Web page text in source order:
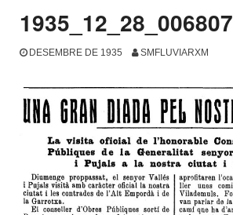
1935_12_28_006807
DESEMBRE DE 1935 SMFLUVIARXM